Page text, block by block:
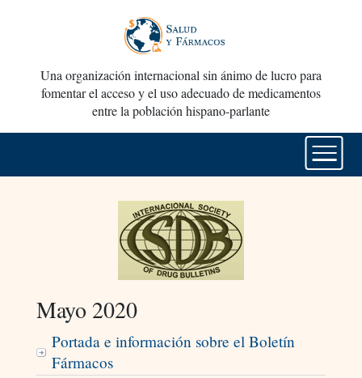
Una organización internacional sin ánimo de lucro para
fomentar el acceso y el uso adecuado de medicamentos
entre la población hispano-parlante
Mayo 2020
Portada e información sobre el Boletín
Fármacos